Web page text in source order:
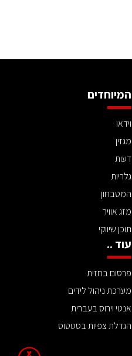
המיוחדים
וידאו
מגזין
דעות
גלריות
המטבחון
מזג אוויר
תוכן שיווקי
עוד ..
פרסום בחזית
מערכת ניהול לידים
אנטי וירוס בעברית
הגדלת צפיות בסטטוס